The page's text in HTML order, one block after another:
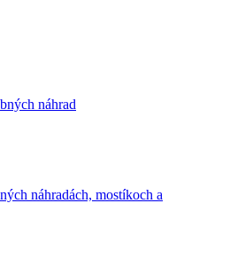
náhrad
náhradách, mostíkoch a